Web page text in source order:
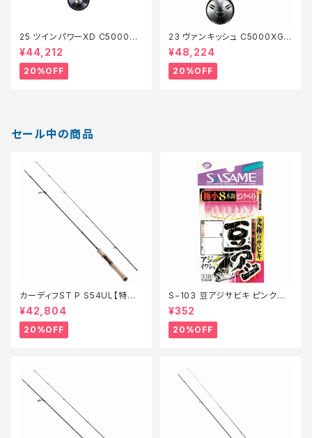
25 ツインパワーXD C5000XG
【特価リール】【20】
¥44,212
20%OFF
23 ヴァンキッシュ C5000XG
【特価リール】【20】
¥48,224
20%OFF
セール中の商品
カーディフST P S54UL【特価
ロッド】【20】
¥42,804
20%OFF
S−103 豆アジサビキ ピンクベ
イト 1【特価仕掛】【20】
¥352
20%OFF